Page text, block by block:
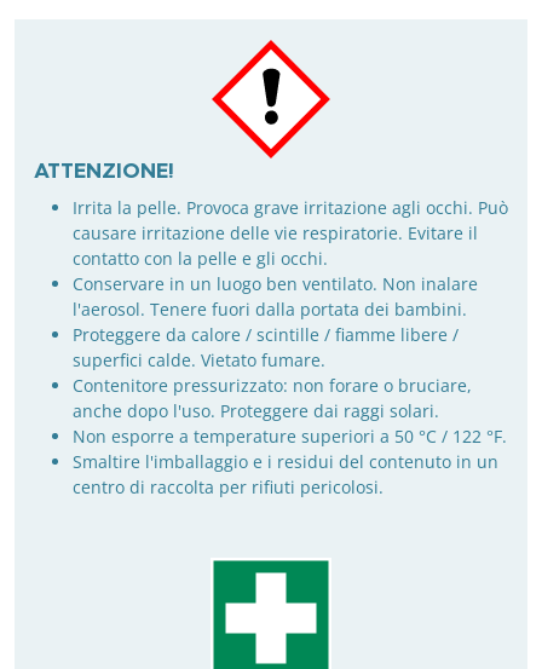
ATTENZIONE!
Irrita la pelle. Provoca grave irritazione agli occhi. Può
causare irritazione delle vie respiratorie. Evitare il
contatto con la pelle e gli occhi.
Conservare in un luogo ben ventilato. Non inalare
l'aerosol. Tenere fuori dalla portata dei bambini.
Proteggere da calore / scintille / fiamme libere /
superfici calde. Vietato fumare.
Contenitore pressurizzato: non forare o bruciare,
anche dopo l'uso. Proteggere dai raggi solari.
Non esporre a temperature superiori a 50 °C / 122 °F.
Smaltire l'imballaggio e i residui del contenuto in un
centro di raccolta per rifiuti pericolosi.